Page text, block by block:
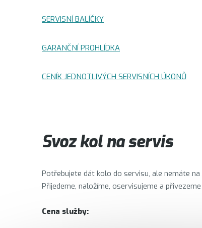
SERVISNÍ BALÍČKY
GARANČNÍ PROHLÍDKA
CENÍK JEDNOTLIVÝCH SERVISNÍCH ÚKONŮ
Svoz kol na servis
Potřebujete dát kolo do servisu, ale nemáte
Přijedeme, naložíme, oservisujeme a
Cena služby: